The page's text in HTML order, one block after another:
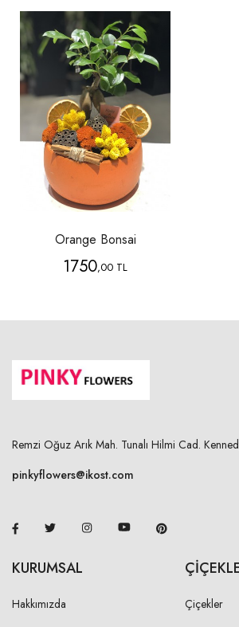
Orange Bonsai
1750,00 TL
Remzi Oğuz Arık Mah. Tunalı Hilmi Cad.
pinkyflowers@ikost.com
KURUMSAL
Hakkımızda
Çiçekler